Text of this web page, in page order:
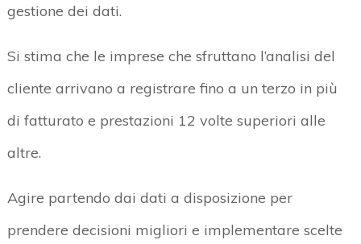
gestione dei dati.
Si stima che le imprese che sfruttano l’analisi del
cliente arrivano a registrare fino a un terzo in più
di fatturato e prestazioni 12 volte superiori alle
altre.
Agire partendo dai dati a disposizione per
prendere decisioni migliori e implementare scelte